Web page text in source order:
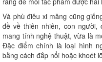
Và phù điêu xi măng cũng
đề về thiên nhiên, con
mang tính nghệ thuật, vừa là
Đặc điểm chính là loại hình
bằng cách đắp nổi hoặc khoét